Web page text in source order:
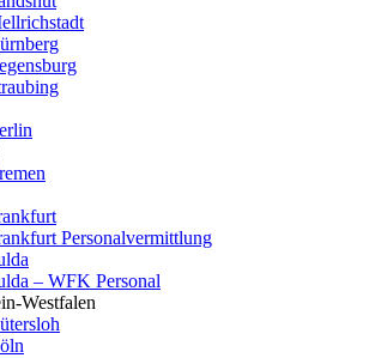
Perso­nal­ver­mittlung
– WFK Personal
Westfalen